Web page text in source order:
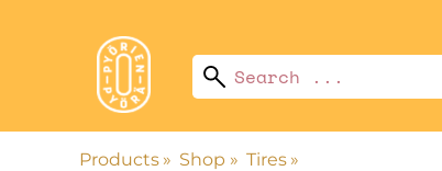
Products ‪» Shop ‪» Tires ‪»